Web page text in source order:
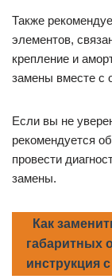
Также
элементов,
крепление и
замены вместе с
Если вы не
рекомендуется
провести
замены.
Как
габаритных
инструкция